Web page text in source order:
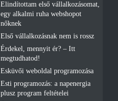
Elindítottam első vállalkozásomat,
egy alkalmi ruha webshopot
nőknek
Első vállalkozásnak nem is rossz
Érdekel, mennyit ér? – Itt
megtudhatod!
Esküvői weboldal programozása
Esti programozás: a napenergia
plusz program feltételei